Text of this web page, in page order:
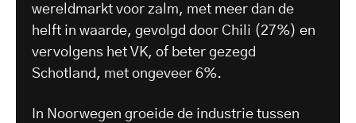
wereldmarkt voor zalm, met meer dan de
helft in waarde, gevolgd door Chili (27%) en
vervolgens het VK, of beter gezegd
Schotland, met ongeveer 6%.
In Noorwegen groeide de industrie tussen